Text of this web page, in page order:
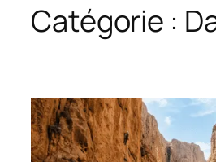
Catégorie :